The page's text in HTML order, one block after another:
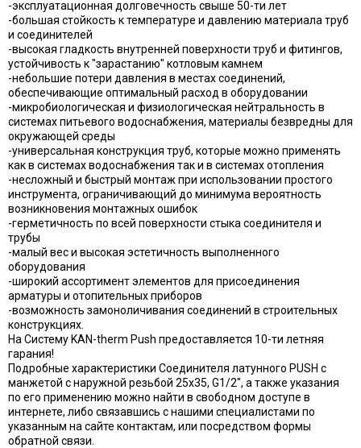
-эксплуатационная долговечность свыше 50-ти лет
-большая стойкость к температуре и давлению материала труб
и соединителей
-высокая гладкость внутренней поверхности труб и фитингов,
устойчивость к "зарастанию" котловым камнем
-небольшие потери давления в местах соединений,
обеспечивающие оптимальный расход в оборудовании
-микробиологическая и физиологическая нейтральность в
системах питьевого водоснабжения, материалы безвредны для
окружающей среды
-универсальная конструкция труб, которые можно применять
как в системах водоснабжения так и в системах отопления
-несложный и быстрый монтаж при использовании простого
инструмента, ограничивающий до минимума вероятность
возникновения монтажных ошибок
-герметичность по всей поверхности стыка соединителя и
трубы
-малый вес и высокая эстетичность выполненного
оборудования
-широкий ассортимент элементов для присоединения
арматуры и отопительных приборов
-возможность замоноличивания соединений в строительных
конструкциях.
На Систему KAN-therm Push предоставляется 10-ти летняя
гарания!
Подробные характеристики Соединителя латунного PUSH с
манжетой с наружной резьбой 25х35, G1/2", а также указания
по его применению можно найти в свободном доступе в
интернете, либо связавшись с нашими специалистами по
указанным на сайте контактам, или посредством формы
обратной связи.